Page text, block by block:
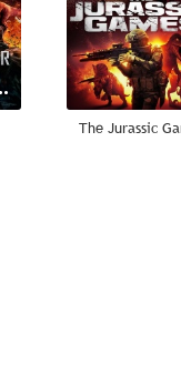
The Jurassic